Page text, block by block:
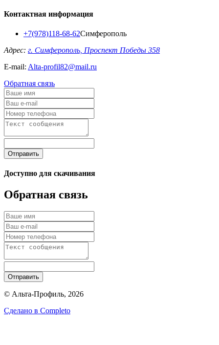
Контактная информация
+7(978)118-68-62Симферополь
Адрес: г. Симферополь, Проспект Победы 358
E-mail: Alta-profil82@mail.ru
Обратная связь
Отправить
Доступно для скачивания
Обратная связь
Отправить
© Альта-Профиль, 2026
Сделано в Completo